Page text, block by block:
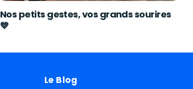
Nos petits gestes, vos grands sourires
💙
Le Blog